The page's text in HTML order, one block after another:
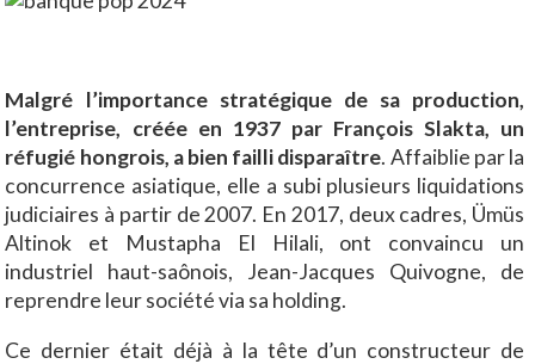
Malgré l’importance stratégique de sa production,
l’entreprise, créée en 1937 par François Slakta, un
réfugié hongrois, a bien failli disparaître. Affaiblie par la
concurrence asiatique, elle a subi plusieurs liquidations
judiciaires à partir de 2007. En 2017, deux cadres, Ümüs
Altinok et Mustapha El Hilali, ont convaincu un
industriel haut-saônois, Jean-Jacques Quivogne, de
reprendre leur société via sa holding.
Ce dernier était déjà à la tête d’un constructeur de